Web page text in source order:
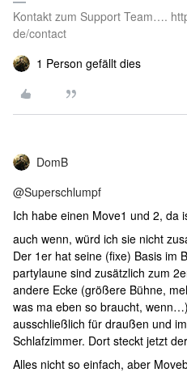
Kontakt zum Support Team….
de/contact
1 Person gefällt dies
DomB
@Superschlumpf
Ich habe einen Move1 und 2, da
auch wenn, würd ich sie nicht
Der 1er hat seine (fixe) Basis im
partylaune sind zusätzlich zum
andere Ecke (größere Bühne,
was ma eben so braucht,
ausschließlich für draußen und
Schlafzimmer. Dort steckt jetzt
Alles nicht so einfach, aber